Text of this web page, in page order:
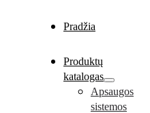
Pradžia
Produktų
katalogas
Apsaugos
sistemos